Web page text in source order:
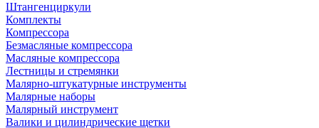
Штангенциркули
Комплекты
Компрессора
Безмасляные компрессора
Масляные компрессора
Лестницы и стремянки
Малярно-штукатурные инструменты
Малярные наборы
Малярный инструмент
Валики и цилиндрические щетки